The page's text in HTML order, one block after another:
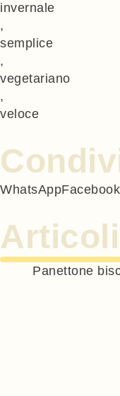
invernale
,
semplice
,
vegetariano
,
veloce
WhatsAppFacebook
Panettone